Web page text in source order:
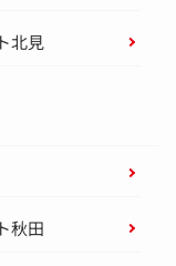
北見
秋田